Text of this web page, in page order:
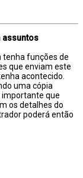
assuntos
tenha funções de
que enviam este
acontecido.
uma cópia
importante que
os detalhes do
poderá então